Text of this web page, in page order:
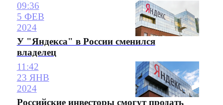
09:36
5 ФЕВ
2024
У "Яндекса" в России сменился
владелец
11:42
23 ЯНВ
2024
Российские инвесторы смогут продать